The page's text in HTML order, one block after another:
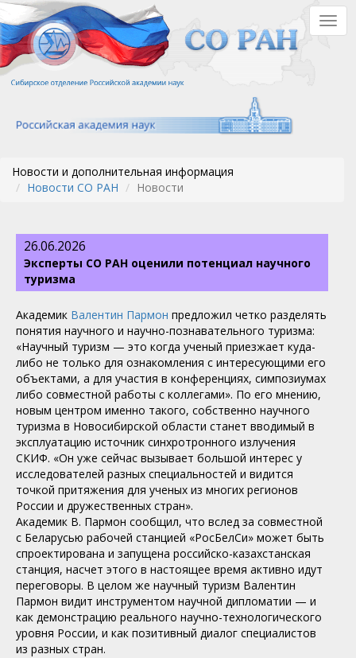
Перейти
к
основному
содержанию
Новости и дополнительная информация
Новости СО РАН
Новости
26.06.2026
Эксперты СО РАН оценили потенциал научного
туризма
Академик Валентин Пармон предложил четко разделять
понятия научного и научно-познавательного туризма:
«Научный туризм — это когда ученый приезжает куда-
либо не только для ознакомления с интересующими его
объектами, а для участия в конференциях, симпозиумах
либо совместной работы с коллегами». По его мнению,
новым центром именно такого, собственно научного
туризма в Новосибирской области станет вводимый в
эксплуатацию источник синхротронного излучения
СКИФ. «Он уже сейчас вызывает большой интерес у
исследователей разных специальностей и видится
точкой притяжения для ученых из многих регионов
России и дружественных стран».
Академик В. Пармон сообщил, что вслед за совместной
с Беларусью рабочей станцией «РосБелСи» может быть
спроектирована и запущена российско-казахстанская
станция, насчет этого в настоящее время активно идут
переговоры. В целом же научный туризм Валентин
Пармон видит инструментом научной дипломатии — и
как демонстрацию реального научно-технологического
уровня России, и как позитивный диалог специалистов
из разных стран.